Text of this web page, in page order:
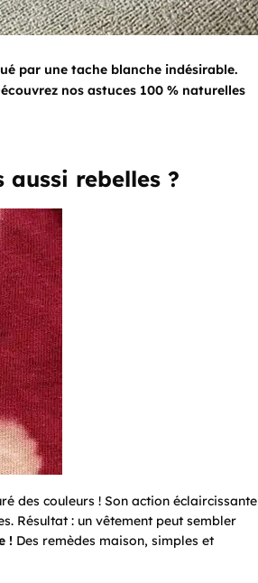
par une tache blanche indésirable.
nos astuces 100 % naturelles
rebelles ?
des couleurs ! Son action éclaircissante
Résultat : un vêtement peut sembler
! Des remèdes maison, simples et